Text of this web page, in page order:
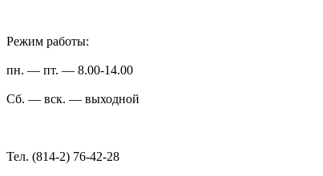
Режим работы:
пн. — пт. — 8.00-14.00
Сб. — вск. — выходной
Тел. (814-2) 76-42-28